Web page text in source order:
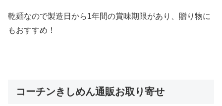
乾麺なので製造日から1年間の賞味期限があり、贈り物に
もおすすめ！
コーチンきしめん通販お取り寄せ